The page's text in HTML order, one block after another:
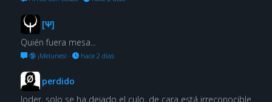
[Ψ]
Quién fuera mesa...
🔞 ¡Melunes! · hace 2 días
perdido
Joder, solo se ha dejado el culo, de cara está irreconocible